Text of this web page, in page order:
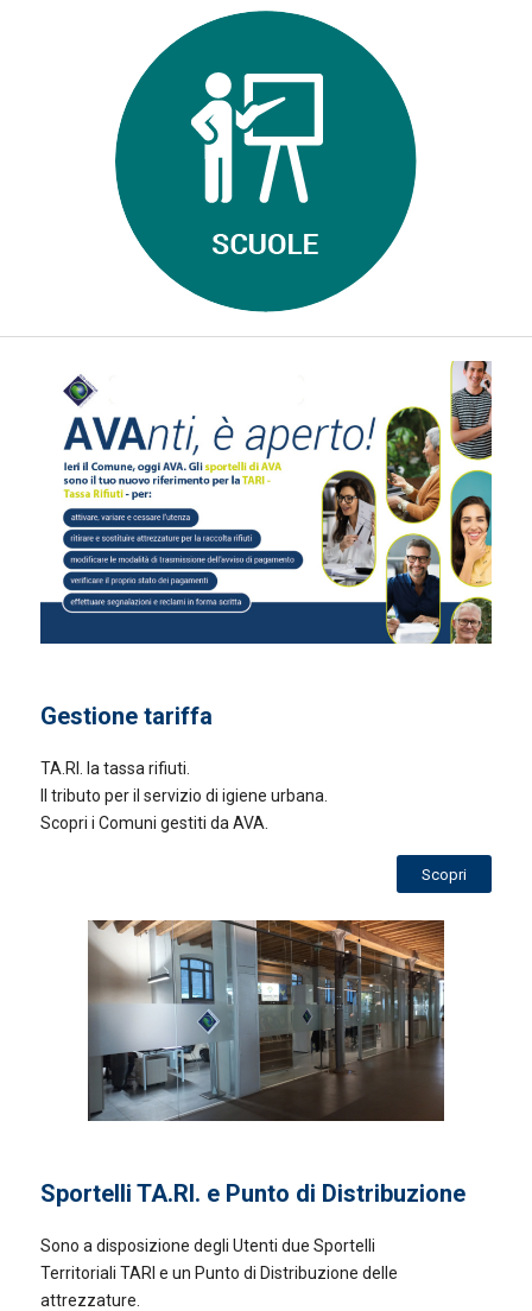
Gestione tariffa
TA.RI. la tassa rifiuti.
Il tributo per il servizio di igiene urbana.
Scopri i Comuni gestiti da AVA.
Scopri
Sportelli TA.RI. e Punto di Distribuzione
Sono a disposizione degli Utenti due Sportelli
Territoriali TARI e un Punto di Distribuzione delle
attrezzature.